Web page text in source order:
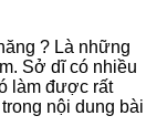
? Là những
Sở dĩ có nhiều
làm được rất
nội dung bài